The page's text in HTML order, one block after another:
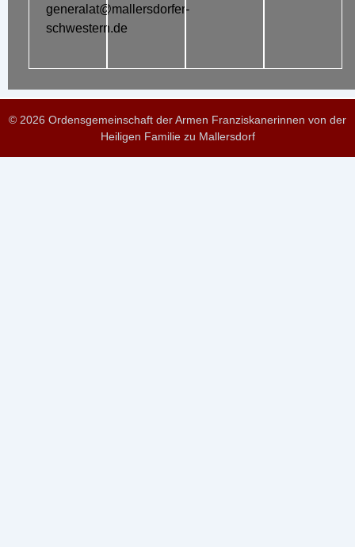
generalat@mallersdorfer-
schwestern.de
© 2026 Ordensgemeinschaft der Armen Franziskanerinnen von der
Heiligen Familie zu Mallersdorf